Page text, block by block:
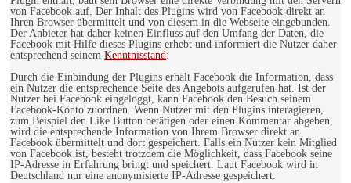
von Facebook auf. Der Inhalt des Plugins wird von Facebook direkt an
Ihren Browser übermittelt und von diesem in die Webseite eingebunden.
Der Anbieter hat daher keinen Einfluss auf den Umfang der Daten, die
Facebook mit Hilfe dieses Plugins erhebt und informiert die Nutzer daher
entsprechend seinem Kenntnisstand:
Durch die Einbindung der Plugins erhält Facebook die Information, dass
ein Nutzer die entsprechende Seite des Angebots aufgerufen hat. Ist der
Nutzer bei Facebook eingeloggt, kann Facebook den Besuch seinem
Facebook-Konto zuordnen. Wenn Nutzer mit den Plugins interagieren,
zum Beispiel den Like Button betätigen oder einen Kommentar abgeben,
wird die entsprechende Information von Ihrem Browser direkt an
Facebook übermittelt und dort gespeichert. Falls ein Nutzer kein Mitglied
von Facebook ist, besteht trotzdem die Möglichkeit, dass Facebook seine
IP-Adresse in Erfahrung bringt und speichert. Laut Facebook wird in
Deutschland nur eine anonymisierte IP-Adresse gespeichert.